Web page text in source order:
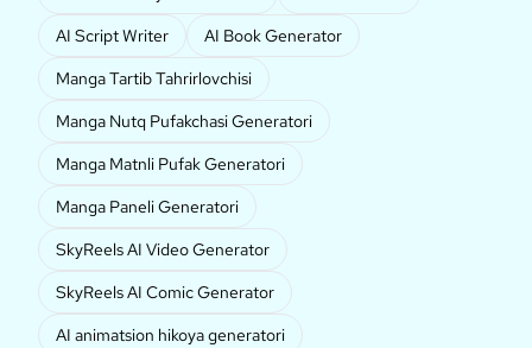
AI Script Writer
AI Book Generator
Manga Tartib Tahrirlovchisi
Manga Nutq Pufakchasi Generatori
Manga Matnli Pufak Generatori
Manga Paneli Generatori
SkyReels AI Video Generator
SkyReels AI Comic Generator
AI animatsion hikoya generatori